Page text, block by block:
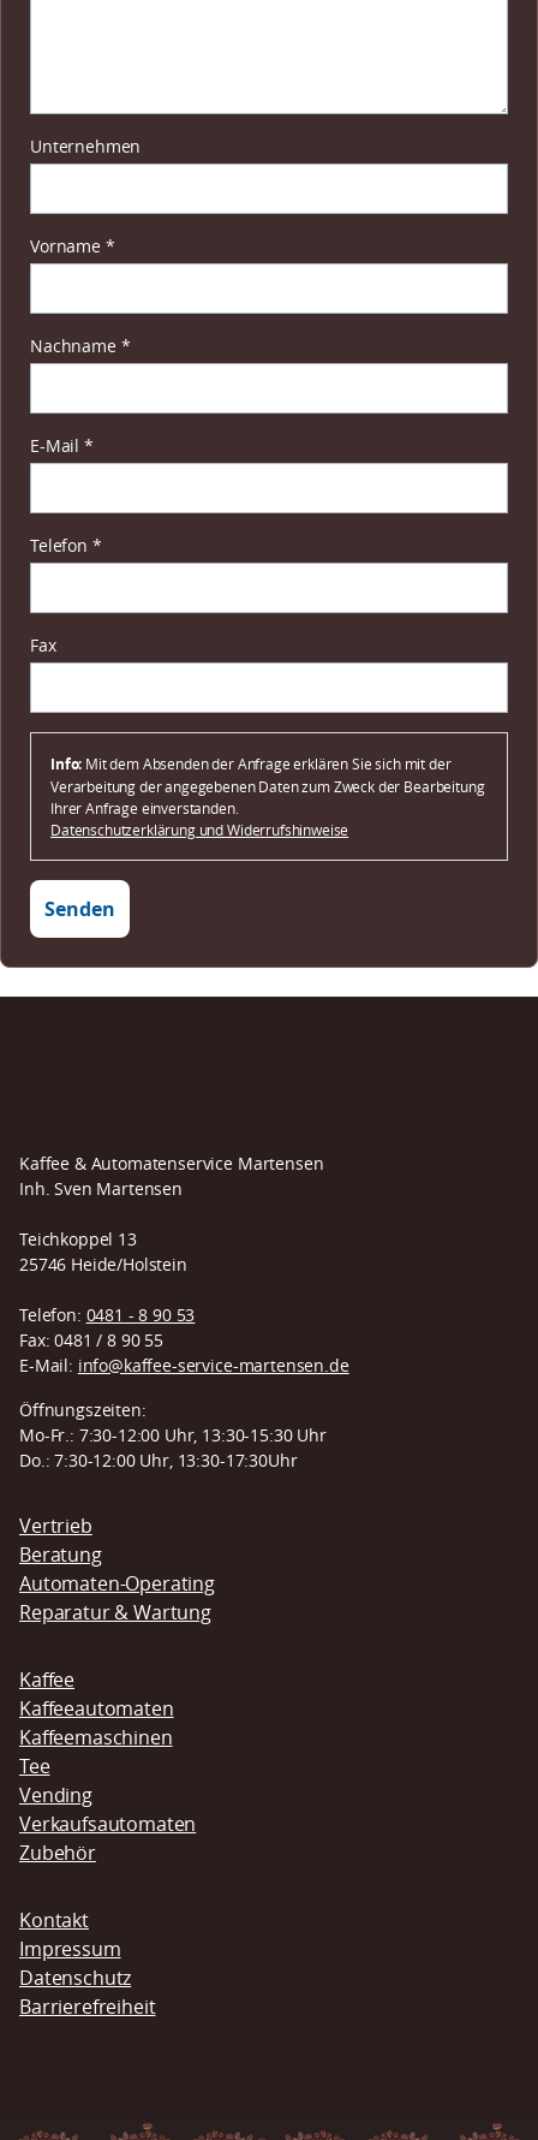
Unternehmen
Pflichtfeld
Vorname *
Pflichtfeld
Nachname *
Pflichtfeld
E-Mail *
Pflichtfeld
Telefon *
Fax
Info: Mit dem Absenden der Anfrage erklären Sie sich mit der
Verarbeitung der angegebenen Daten zum Zweck der Bearbeitung
Ihrer Anfrage einverstanden.
Datenschutzerklärung und Widerrufshinweise
Senden
Kaffee & Automatenservice Martensen
Inh. Sven Martensen
Teichkoppel 13
25746 Heide/Holstein
Telefon: 0481 - 8 90 53
Fax: 0481 / 8 90 55
E-Mail: info@kaffee-service-martensen.de
Öffnungszeiten:
Mo-Fr.: 7:30-12:00 Uhr, 13:30-15:30 Uhr
Do.: 7:30-12:00 Uhr, 13:30-17:30Uhr
Navigation
überspringen
Vertrieb
Beratung
Automaten-Operating
Reparatur & Wartung
Kaffee
Kaffeeautomaten
Kaffeemaschinen
Tee
Vending
Verkaufsautomaten
Zubehör
Navigation
überspringen
Kontakt
Impressum
Datenschutz
Barrierefreiheit